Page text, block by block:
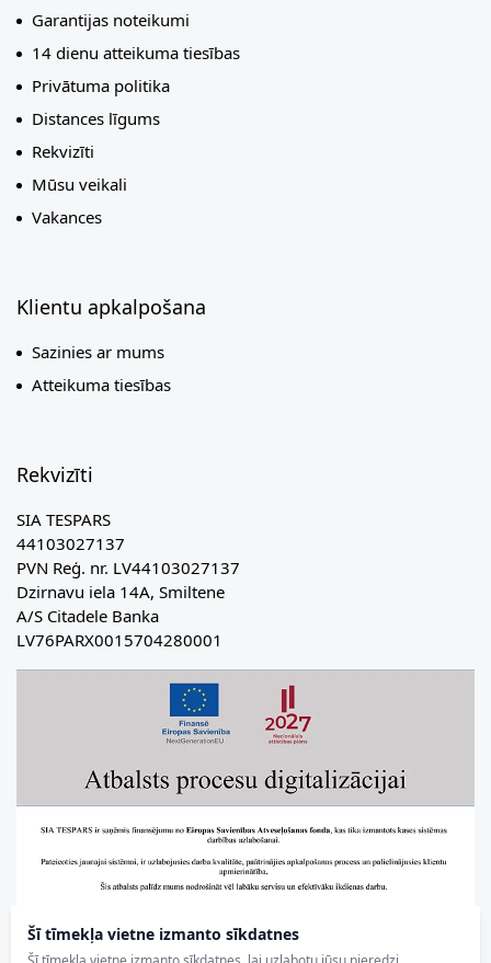
Šī tīmekļa vietne izmanto sīkdatnes
Garantijas noteikumi
14 dienu atteikuma tiesības
Privātuma politika
Distances līgums
Rekvizīti
Mūsu veikali
Vakances
Klientu apkalpošana
Sazinies ar mums
Atteikuma tiesības
Rekvizīti
SIA TESPARS
44103027137
PVN Reģ. nr. LV44103027137
Dzirnavu iela 14A, Smiltene
A/S Citadele Banka
LV76PARX0015704280001